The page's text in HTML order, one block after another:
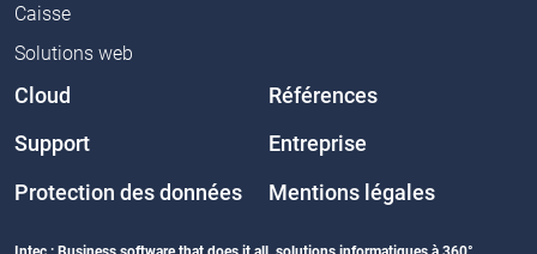
Caisse
Solutions web
Cloud Références
Support Entreprise
Protection des données Mentions légales